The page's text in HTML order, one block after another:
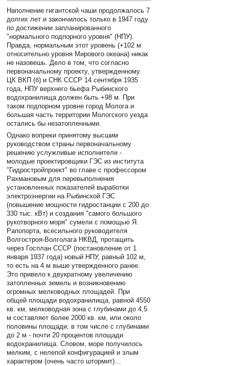
Наполнение гигантской чаши продолжалось 7
долгих лет и закончилось только в 1947 году
по достижении запланированного
"нормального подпорного уровня" (НПУ).
Правда, нормальным этот уровень (+102 м
относительно уровня Мирового океана) никак
не назовешь. Дело в том, что согласно
первоначальному проекту, утвержденному
ЦК ВКП (б) и СНК СССР 14 сентября 1935
года, НПУ верхнего бьефа Рыбинского
водохранилища должен быть +98 м. При
таком подпорном уровне город Молога и
большая часть территории Мологского уезда
остались бы незатопленными.
Однако вопреки принятому высшим
руководством страны первоначальному
решению услужливые исполнители -
молодые проектировщики ГЭС из института
"Гидростройпроект" во главе с профессором
Рахмановым для перевыполнения
установленных показателей выработки
электроэнергии на Рыбинской ГЭС
(повышение мощности гидростанции с 200 до
330 тыс. кВт) и создания "самого большого
рукотворного моря" сумели с помощью Я.
Рапопорта, всесильного руководителя
Волгостроя-Волголага НКВД, протащить
через Госплан СССР (постановление от 1
января 1937 года) новый НПУ, равный 102 м,
то есть на 4 м выше утвержденного ранее.
Это привело к двукратному увеличению
затопленных земель и возникновению
огромных мелководных площадей. При
общей площади водохранилища, равной 4550
кв. км, мелководная зона с глубинами до 4,5
м составляет более 2000 кв. км, или около
половины площади, в том числе с глубинами
до 2 м - почти 20 процентов площади
водохранилища. Словом, море получилось
мелким, с нелепой конфигурацией и злым
характером (очень часто штормит)…